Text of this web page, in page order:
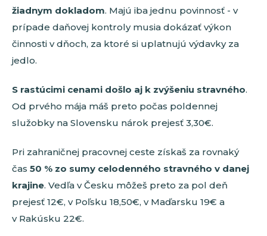
žiadnym dokladom. Majú iba jednu povinnosť - v
prípade daňovej kontroly musia dokázať výkon
činnosti v dňoch, za ktoré si uplatnujú výdavky za
jedlo.
S rastúcimi cenami došlo aj k zvýšeniu stravného.
Od prvého mája máš preto počas poldennej
služobky na Slovensku nárok prejesť 3,30€.
Pri zahraničnej pracovnej ceste získaš za rovnaký
čas 50 % zo sumy celodenného stravného v danej
krajine. Vedľa v Česku môžeš preto za pol deň
prejesť 12€, v Poľsku 18,50€, v Maďarsku 19€ a
v Rakúsku 22€.